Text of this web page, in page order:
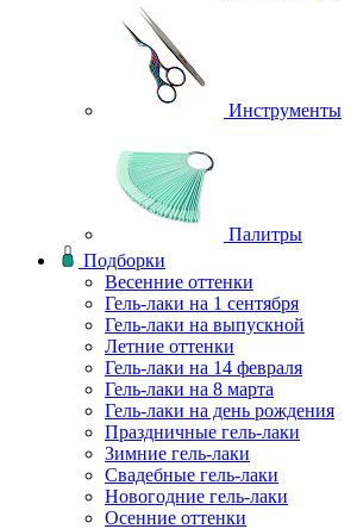
Инструменты
Палитры
Подборки
Весенние оттенки
Гель-лаки на 1 сентября
Гель-лаки на выпускной
Летние оттенки
Гель-лаки на 14 февраля
Гель-лаки на 8 марта
Гель-лаки на день рождения
Праздничные гель-лаки
Зимние гель-лаки
Свадебные гель-лаки
Новогодние гель-лаки
Осенние оттенки